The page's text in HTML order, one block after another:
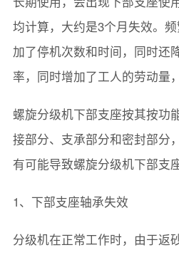
均计算，大约是3个月失效。
加了停机次数和时间，同时还
率，同时增加了工人的劳动量
螺旋分级机下部支座按其按功
接部分、支承部分和密封部分
有可能导致螺旋分级机下部支
1、下部支座轴承失效
分级机在正常工作时，由于返